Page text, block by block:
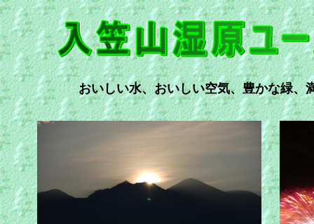
おいしい水、おいしい空気、豊かな緑、